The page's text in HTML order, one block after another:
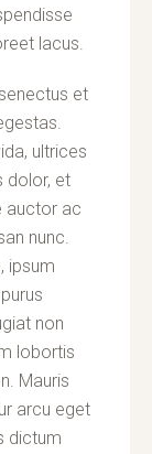
lacus.
et
ultrices
dolor, et
auctor ac
nunc.
ipsum
non
lobortis
Mauris
arcu eget
dictum